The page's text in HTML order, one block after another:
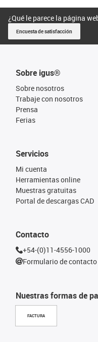
¿Qué le parece la página
Encuesta de satisfacción
Sobre igus®
Sobre nosotros
Trabaje con nosotros
Prensa
Ferias
Nuestras formas de
FACTURA
Servicios
Mi cuenta
Herramientas online
Muestras gratuitas
Portal de descargas CAD
Contacto
+54-(0)11-4556-1000
Formulario de contacto